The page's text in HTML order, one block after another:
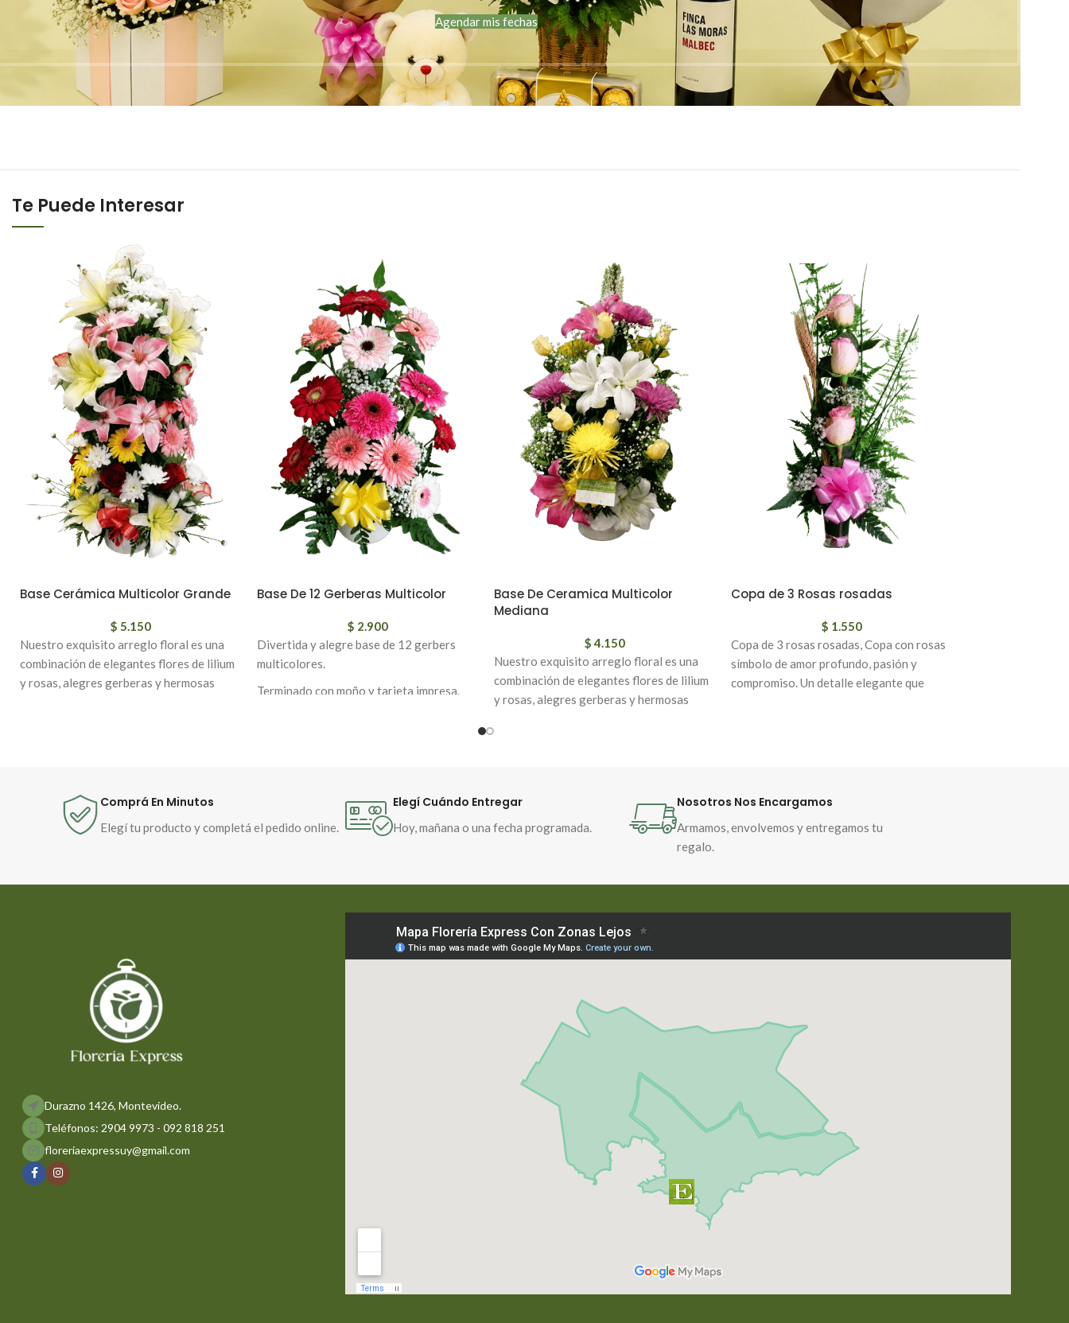
Agendar mis fechas
Te Puede Interesar
Base Cerámica Multicolor Grande
$ 5.150
Nuestro exquisito arreglo floral es una
combinación de elegantes flores de lilium
y rosas, alegres gerberas y hermosas
tu hogar u oficina. Las flores frescas y
vibrantes junto con la durabilidad de la
cerámica aseguran que este arreglo sea
Base De 12 Gerberas Multicolor
$ 2.900
Divertida y alegre base de 12 gerbers
multicolores.
Terminado con moño y tarjeta impresa.
Base De Ceramica Multicolor
Mediana
$4.150
Nuestro exquisito arreglo floral es una
combinación de elegantes flores de lilium
y rosas, alegres gerberas y hermosas
para agregar un toque de belleza y color a
tu hogar u oficina. Las flores frescas y
vibrantes junto con la durabilidad de la
cerámica aseguran que este arreglo sea
sienta especial con este hermoso arreglo
floral multicolor!
Copa de 3 Rosas rosadas
$ 1.550
Copa de 3 rosas rosadas, Copa con rosas
símbolo de amor profundo, pasión y
compromiso. Un detalle elegante que
Comprá En Minutos
Elegí tu producto y completá el pedido online.
Elegí Cuándo Entregar
Hoy, mañana o una fecha programada.
Nosotros Nos Encargamos
Armamos, envolvemos y entregamos tu
regalo.
Durazno 1426, Montevideo.
Teléfonos: 2904 9973 - 092 818 251
floreriaexpressuy@gmail.com